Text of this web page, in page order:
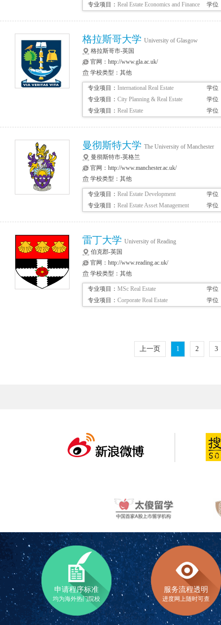
专业项目： Real Estate Economics and Finance 学位
格拉斯哥大学 University of Glasgow
格拉斯哥市-英国
官网： http://www.gla.ac.uk/
学校类型：其他
专业项目： International Real Estate
学位
专业项目： City Planning & Real Estate
Development
学位
专业项目： Real Estate 学位
曼彻斯特大学 The University of Manchester
曼彻斯特市-英格兰
官网： http://www.manchester.ac.uk/
学校类型：其他
专业项目： Real Estate Development
学位
专业项目： Real Estate Asset Management 学位
雷丁大学 University of Reading
伯克郡-英国
官网： http://www.reading.ac.uk/
学校类型：其他
专业项目： MSc Real Estate
学位
专业项目： Corporate Real Estate 学位
上一页 1 2 3
申请程序标准
均为海外热门院校
服务流程透明
进度网上随时可查